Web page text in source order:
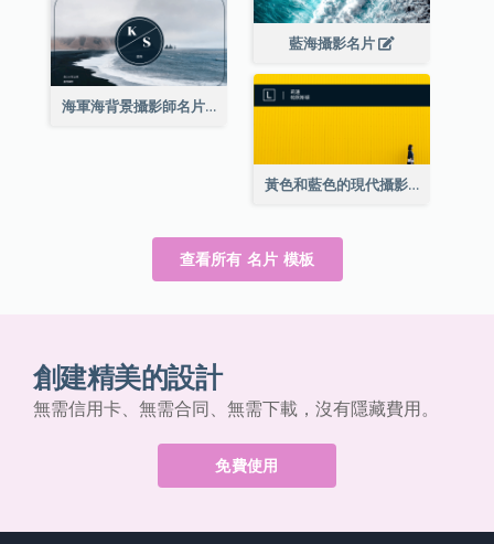
藍海攝影名片
海軍海背景攝影師名片
黃色和藍色的現代攝影師名片
查看所有 名片 模板
創建精美的設計
無需信用卡、無需合同、無需下載，沒有隱藏費用。
免費使用